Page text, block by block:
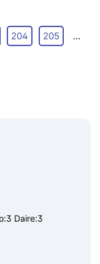
204 205
…
Daire:3